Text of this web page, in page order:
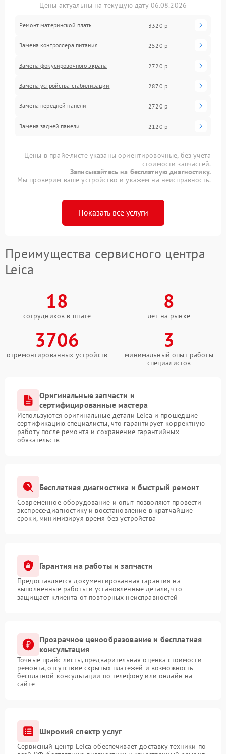
Цены актуальны на текущую дату 06.08.2026
Ремонт материнской платы 3320 р
Замена контроллера питания 2520 р
Замена фокусировочного экрана 2720 р
Замена устройства стабилизации 2870 р
Замена передней панели 2720 р
Замена задней панели 2120 р
Цены в прайс-листе указаны ориентировочные, без учета
стоимости запчастей.
Записывайтесь на бесплатную диагностику.
Мы проверим ваше устройство и укажем на неисправность.
Показать все услуги
Преимущества сервисного центра
Leica
18
сотрудников в штате
8
лет на рынке
3706
отремонтированных устройств
3
минимальный опыт работы
специалистов
Оригинальные запчасти и
сертифицированные мастера
Используются оригинальные детали Leica и прошедшие
сертификацию специалисты, что гарантирует корректную
работу после ремонта и сохранение гарантийных
обязательств
Бесплатная диагностика и быстрый ремонт
Современное оборудование и опыт позволяют провести
экспресс-диагностику и восстановление в кратчайшие
сроки, минимизируя время без устройства
Гарантия на работы и запчасти
Предоставляется документированная гарантия на
выполненные работы и установленные детали, что
защищает клиента от повторных неисправностей
Прозрачное ценообразование и бесплатная
консультация
Точные прайс-листы, предварительная оценка стоимости
ремонта, отсутствие скрытых платежей и возможность
бесплатной консультации по телефону или онлайн на
сайте
Широкий спектр услуг
Сервисный центр Leica обеспечивает доставку техники по